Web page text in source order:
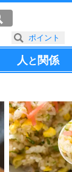
人と 関係
ポイント